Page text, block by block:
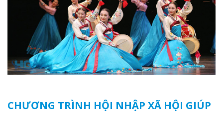
CHƯƠNG TRÌNH HỘI NHẬP XÃ HỘI GIÚP